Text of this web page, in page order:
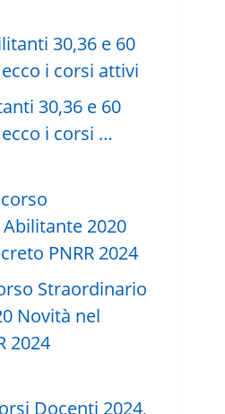
30,36 e 60
i corsi …
Straordinario
Novità nel
2024